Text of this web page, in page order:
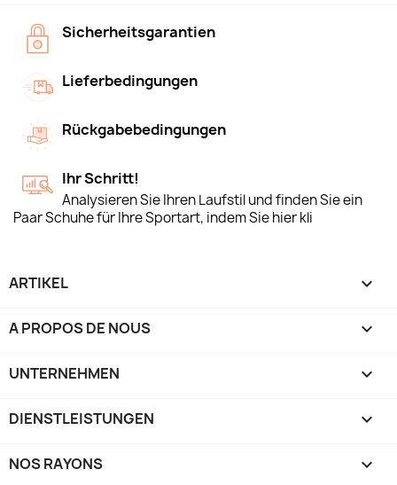
Sicherheitsgarantien
Lieferbedingungen
Rückgabebedingungen
Ihr Schritt!
Analysieren Sie Ihren Laufstil und finden Sie ein
Paar Schuhe für Ihre Sportart, indem Sie hier kli
ARTIKEL 
A PROPOS DE NOUS 
UNTERNEHMEN 
DIENSTLEISTUNGEN 
NOS RAYONS 